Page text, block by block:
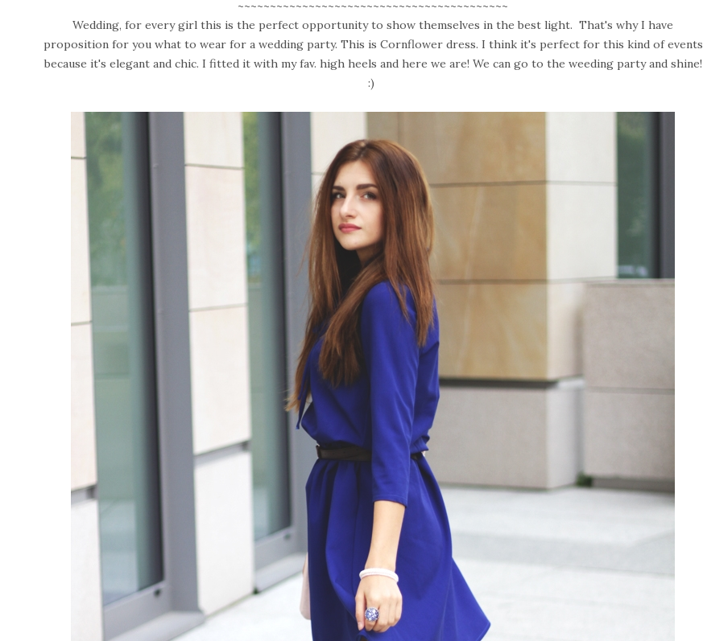
~~~~~~~~~~~~~~~~~~~~~~~~~~~~~~~~~~~~~~~~~~
Wedding, for every girl this is the perfect opportunity to show themselves in the best light. That's why I have
proposition for you what to wear for a wedding party. This is Cornflower dress. I think it's perfect for this kind of events
because it's elegant and chic. I fitted it with my fav. high heels and here we are! We can go to the weeding party and shine!
:)